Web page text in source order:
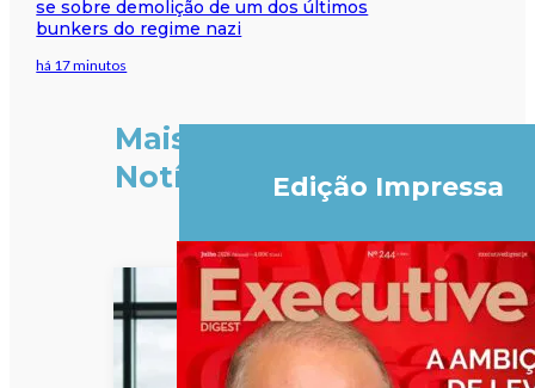
se sobre demolição de um dos últimos
bunkers do regime nazi
há 17 minutos
Mais
Notícias
Edição Impressa